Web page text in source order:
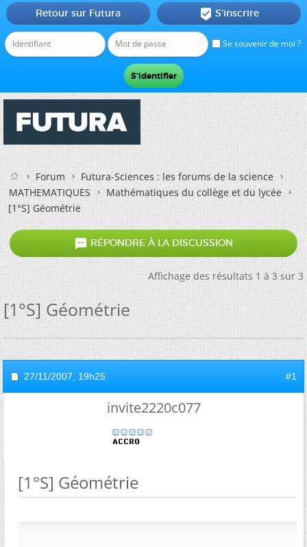
Se souvenir de moi ?
Retour sur Futura  S'inscrire
Forum
Futura-Sciences : les forums de la science
MATHEMATIQUES
Mathématiques du collège et du lycée
[1°S] Géométrie
 RÉPONDRE À LA DISCUSSION
Affichage des résultats 1 à 3 sur 3
[1°S] Géométrie
27/11/2007, 19h25 #1
invite2220c077
[1°S] Géométrie